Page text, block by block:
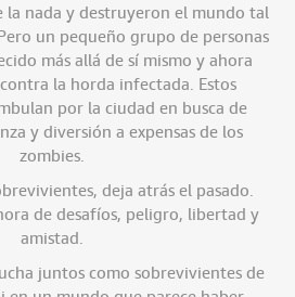
la nada y destruyeron el mundo tal
un pequeño grupo de personas
más allá de sí mismo y ahora
la horda infectada. Estos
por la ciudad en busca de
y diversión a expensas de los
zombies.
deja atrás el pasado.
de desafíos, peligro, libertad y
amistad.
juntos como sobrevivientes de